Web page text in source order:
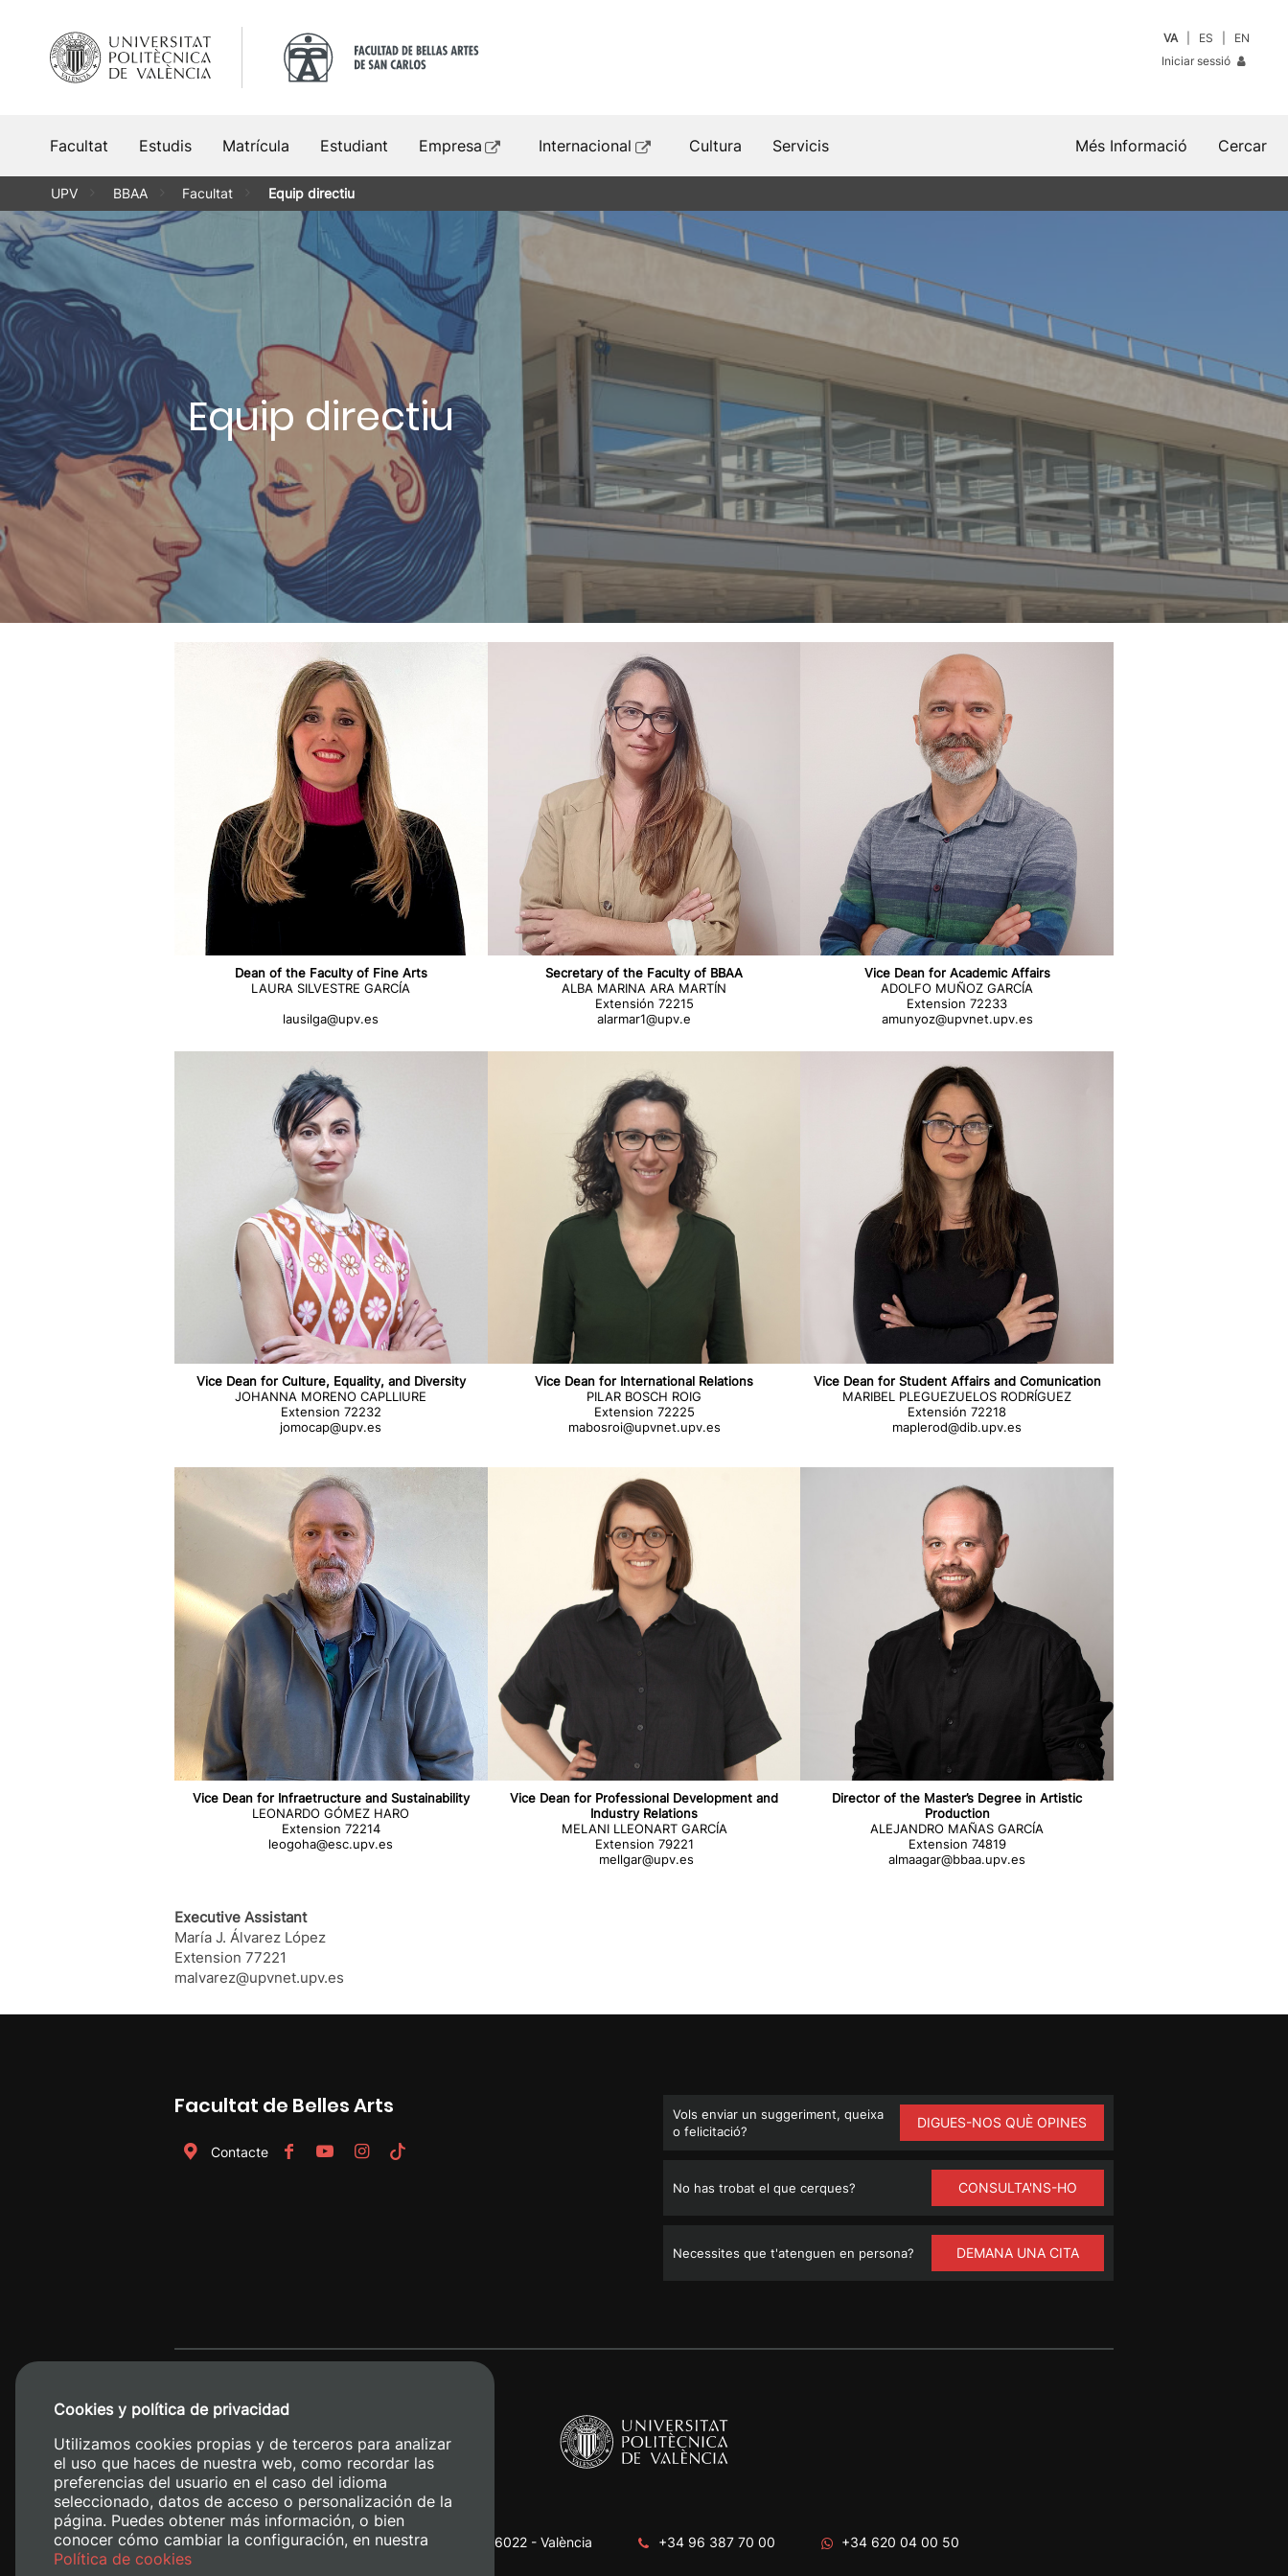
contingut
VA ES
EN
Iniciar sessió
Facultat Estudis Matrícula Estudiant Empresa Internacional Cultura Servicis Cercar
Més Informació
UPV BBAA Facultat Equip directiu
Equip directiu
Dean of the Faculty of Fine Arts
LAURA SILVESTRE GARCÍA
lausilga@upv.es
Vice Dean for Culture, Equality, and Diversity
JOHANNA MORENO CAPLLIURE
Extension 72232
jomocap@upv.es
Vice Dean for Infraetructure and Sustainability
LEONARDO GÓMEZ HARO
Extension 72214
leogoha@esc.upv.es
Secretaryof the Faculty of BBAA
ALBA MARINA ARA MARTÍN
Extensión 72215
alarmar1@upv.e
Vice Dean for International Relations
PILAR BOSCH ROIG
Extension 72225
mabosroi@upvnet.upv.es
Vice Dean for Professional Development and
Industry Relations
MELANI LLEONART GARCÍA
Extension 79221
mellgar@upv.es
Vice Dean for Academic Affairs
ADOLFO MUÑOZ GARCÍA
Extension 72233
amunyoz@upvnet.upv.es
Vice Dean for Student Affairs and Comunication
MARIBEL PLEGUEZUELOS RODRÍGUEZ
Extensión 72218
maplerod@dib.upv.es
Director of the Master’s Degree in Artistic
Production
ALEJANDRO MAÑAS GARCÍA
Extension 74819
almaagar@bbaa.upv.es
Executive Assistant
María J. Álvarez López
Extension 77221
malvarez@upvnet.upv.es
Facultat de Belles Arts
Contacte
Vols enviar un suggeriment, queixa
o felicitació?
DIGUES-NOS QUÈ OPINES
No has trobat el que cerques? CONSULTA'NS-HO
Necessites que t'atenguen en persona? DEMANA UNA CITA
Camino de Vera, s/n. 46022 - València +34 96 387 70 00 +34 620 04 00 50
Cookies y política de privacidad
Utilizamos cookies propias y de terceros para analizar
el uso que haces de nuestra web, como recordar las
preferencias del usuario en el caso del idioma
seleccionado, datos de acceso o personalización de la
página. Puedes obtener más información, o bien
conocer cómo cambiar la configuración, en nuestra
Política de cookies